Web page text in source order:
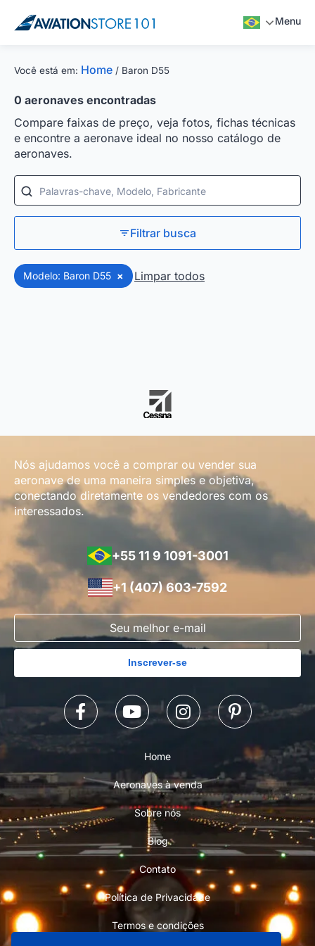
Menu
Você está em: Home / Baron D55
0 aeronaves encontradas
Compare faixas de preço, veja fotos, fichas técnicas
e encontre a aeronave ideal no nosso catálogo de
aeronaves.
Palavras-chave, Modelo, Fabricante
Filtrar busca
Modelo: Baron D55 × Limpar todos
Nós ajudamos você a comprar ou vender sua
aeronave de uma maneira simples e objetiva,
conectando diretamente os vendedores com os
interessados.
+55 11 9 1091-3001
+1 (407) 603-7592
Inscrever-se
Home
Aeronaves à venda
Sobre nós
Blog
Contato
Política de Privacidade
Termos e condições